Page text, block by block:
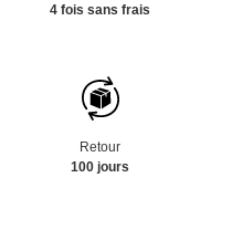
4 fois sans frais
Retour
100 jours